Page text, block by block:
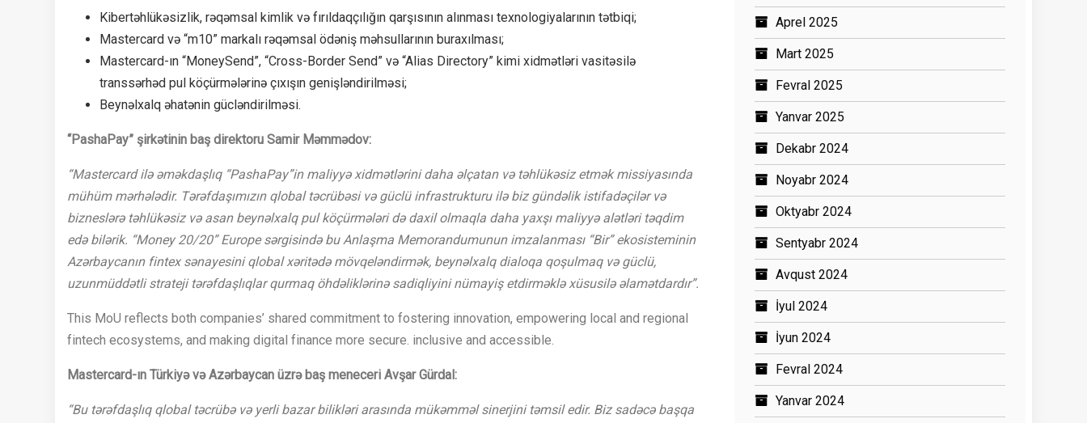
Kibertəhlükəsizlik, rəqəmsal kimlik və fırıldaqçılığın qarşısının alınması texnologiyalarının tətbiqi;
Mastercard və “m10” markalı rəqəmsal ödəniş məhsullarının buraxılması;
Mastercard-ın “MoneySend”, “Cross-Border Send” və “Alias ​​Directory” kimi xidmətləri vasitəsilə
transsərhəd pul köçürmələrinə çıxışın genişləndirilməsi;
Beynəlxalq əhatənin gücləndirilməsi.
“PashaPay” şirkətinin baş direktoru Samir Məmmədov:
“Mastercard ilə əməkdaşlıq “PashaPay”in maliyyə xidmətlərini daha əlçatan və təhlükəsiz etmək missiyasında
mühüm mərhələdir. Tərəfdaşımızın qlobal təcrübəsi və güclü infrastrukturu ilə biz gündəlik istifadəçilər və
bizneslərə təhlükəsiz və asan beynəlxalq pul köçürmələri də daxil olmaqla daha yaxşı maliyyə alətləri təqdim
edə bilərik. “Money 20/20” Europe sərgisində bu Anlaşma Memorandumunun imzalanması “Bir” ekosisteminin
Azərbaycanın fintex sənayesini qlobal xəritədə mövqeləndirmək, beynəlxalq dialoqa qoşulmaq və güclü,
uzunmüddətli strateji tərəfdaşlıqlar qurmaq öhdəliklərinə sadiqliyini nümayiş etdirməklə xüsusilə əlamətdardır”.
This MoU reflects both companies’ shared commitment to fostering innovation, empowering local and regional
fintech ecosystems, and making digital finance more secure. inclusive and accessible.
Mastercard-ın Türkiyə və Azərbaycan üzrə baş meneceri Avşar Gürdal:
“Bu tərəfdaşlıq qlobal təcrübə və yerli bazar bilikləri arasında mükəmməl sinerjini təmsil edir. Biz sadəcə başqa
Aprel 2025
Mart 2025
Fevral 2025
Yanvar 2025
Dekabr 2024
Noyabr 2024
Oktyabr 2024
Sentyabr 2024
Avqust 2024
İyul 2024
İyun 2024
Fevral 2024
Yanvar 2024